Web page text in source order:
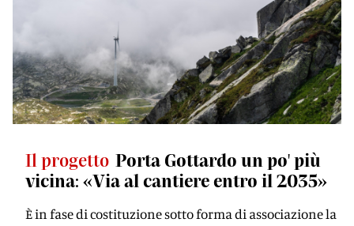
Il progetto Porta Gottardo un po' più
vicina: «Via al cantiere entro il 2035»
È in fase di costituzione sotto forma di associazione la